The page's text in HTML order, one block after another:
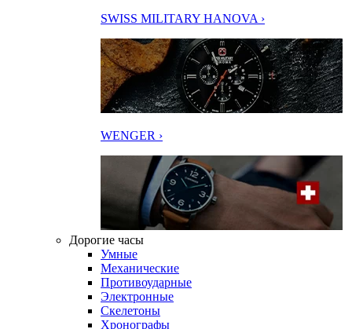
SWISS MILITARY HANOVA ›
WENGER ›
Дорогие часы
Умные
Механические
Противоударные
Электронные
Скелетоны
Хронографы